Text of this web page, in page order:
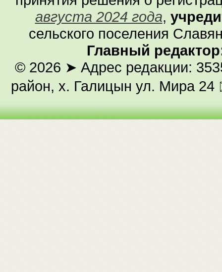
августа 2024 года,
сельского поселения
Главный
© 2026 ➤ Адрес редакции:
район, х. Галицын ул. Мира